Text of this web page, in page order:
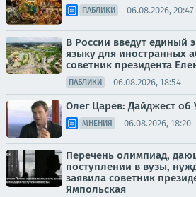
ПАБЛИКИ 06.08.2026, 20:47
В России введут единый
языку для иностранных
советник президента
ПАБЛИКИ 06.08.2026, 18:54
Олег Царёв: Дайджест об
МНЕНИЯ 06.08.2026, 18:20
Перечень олимпиад,
поступлении в вузы,
заявила советник
Ямпольская